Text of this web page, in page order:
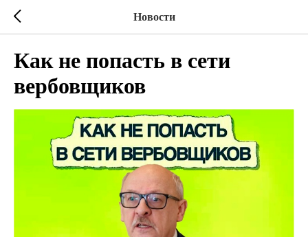
Новости
Как не попасть в сети
вербовщиков